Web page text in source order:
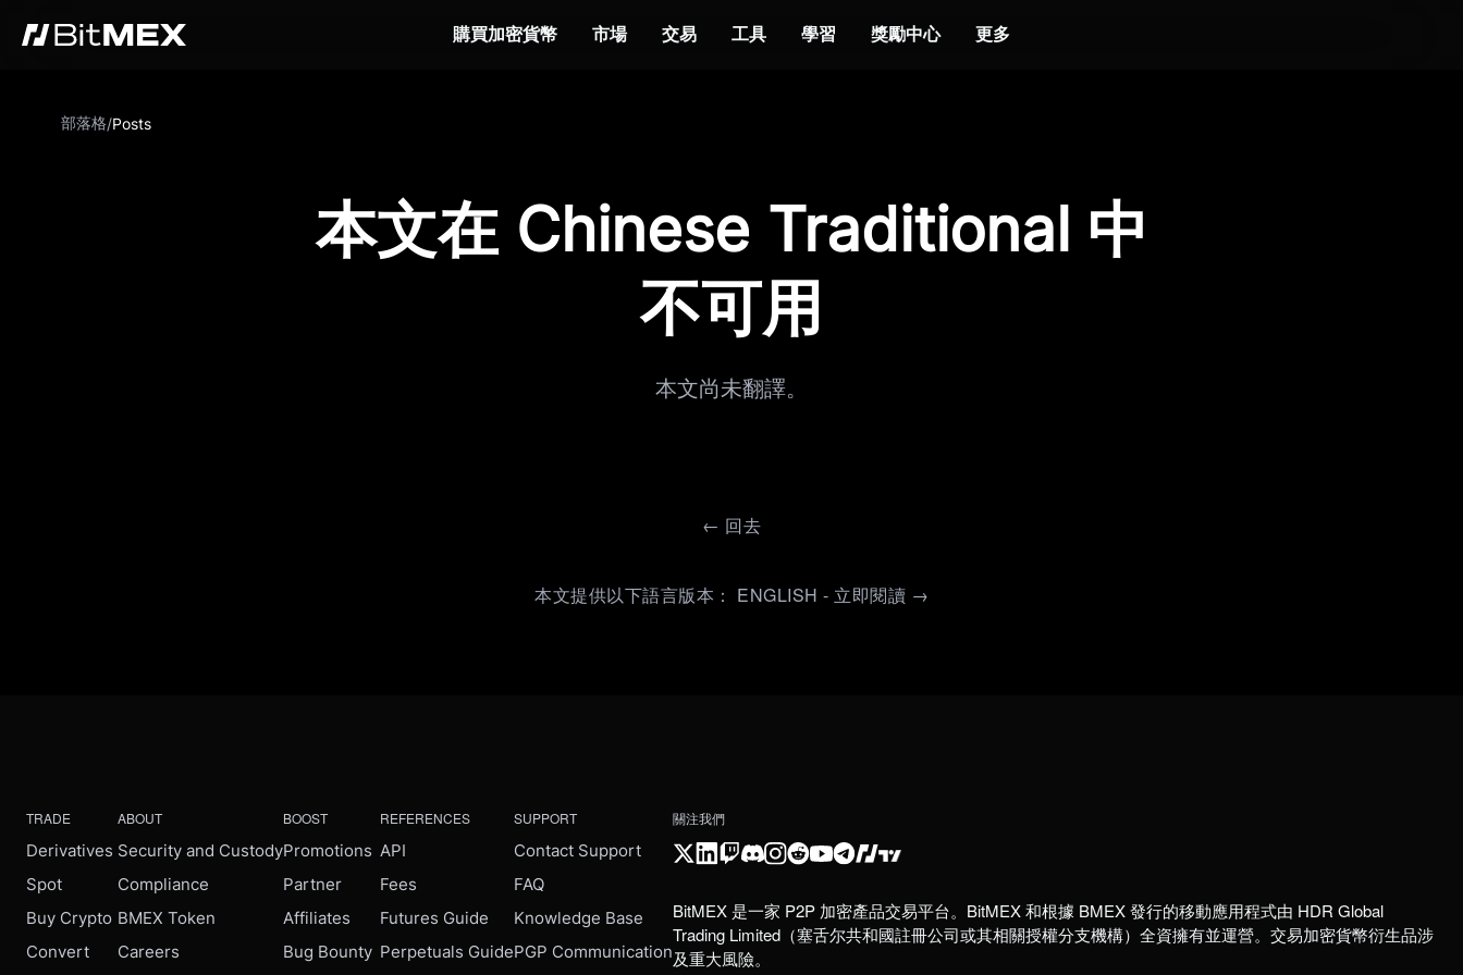
購買加密貨幣 市場 交易 工具 學習 獎勵中心 更多
部落格/Posts
本文在 Chinese Traditional 中
不可用
本文尚未翻譯。
← 回去
本文提供以下語言版本： ENGLISH - 立即閱讀 →
TRADE
Derivatives
Spot
Buy Crypto
Convert
ABOUT
Security and Custody
Compliance
BMEX Token
Careers
BOOST
Promotions
Partner
Affiliates
Bug Bounty
REFERENCES
API
Fees
Futures Guide
Perpetuals Guide
SUPPORT
Contact Support
FAQ
Knowledge Base
PGP Communication
關注我們
BitMEX 是一家 P2P 加密產品交易平台。BitMEX 和根據 BMEX 發行的移動應用程式由 HDR Global
Trading Limited（塞舌尔共和國註冊公司或其相關授權分支機構）全資擁有並運營。交易加密貨幣衍生品涉
及重大風險。